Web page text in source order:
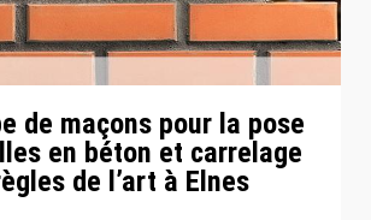
de maçons pour la pose
en béton et carrelage
de l’art à Elnes